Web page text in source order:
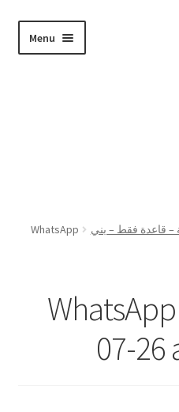
Menu
– قاعدة فقط – بني
WhatsApp
07-26